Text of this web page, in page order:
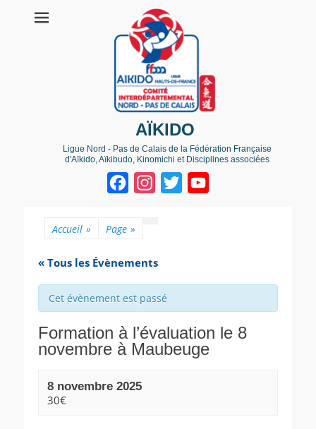
AÏKIDO
Ligue Nord - Pas de Calais de la Fédération Française
d'Aïkido, Aïkibudo, Kinomichi et Disciplines associées
FacebookInstagram
Twitter
Accueil » Page »
« Tous les Évènements
Cet évènement est passé
Formation à l’évaluation le 8
novembre à Maubeuge
8 novembre 2025
30€